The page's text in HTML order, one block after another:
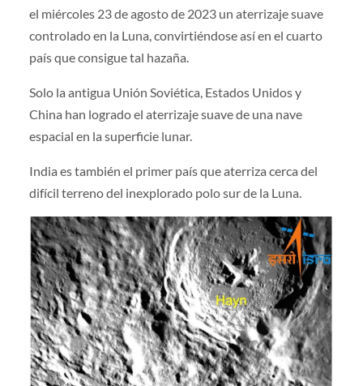
el miércoles 23 de agosto de 2023 un aterrizaje suave
controlado en la Luna, convirtiéndose así en el cuarto
país que consigue tal hazaña.
Solo la antigua Unión Soviética, Estados Unidos y
China han logrado el aterrizaje suave de una nave
espacial en la superficie lunar.
India es también el primer país que aterriza cerca del
difícil terreno del inexplorado polo sur de la Luna.